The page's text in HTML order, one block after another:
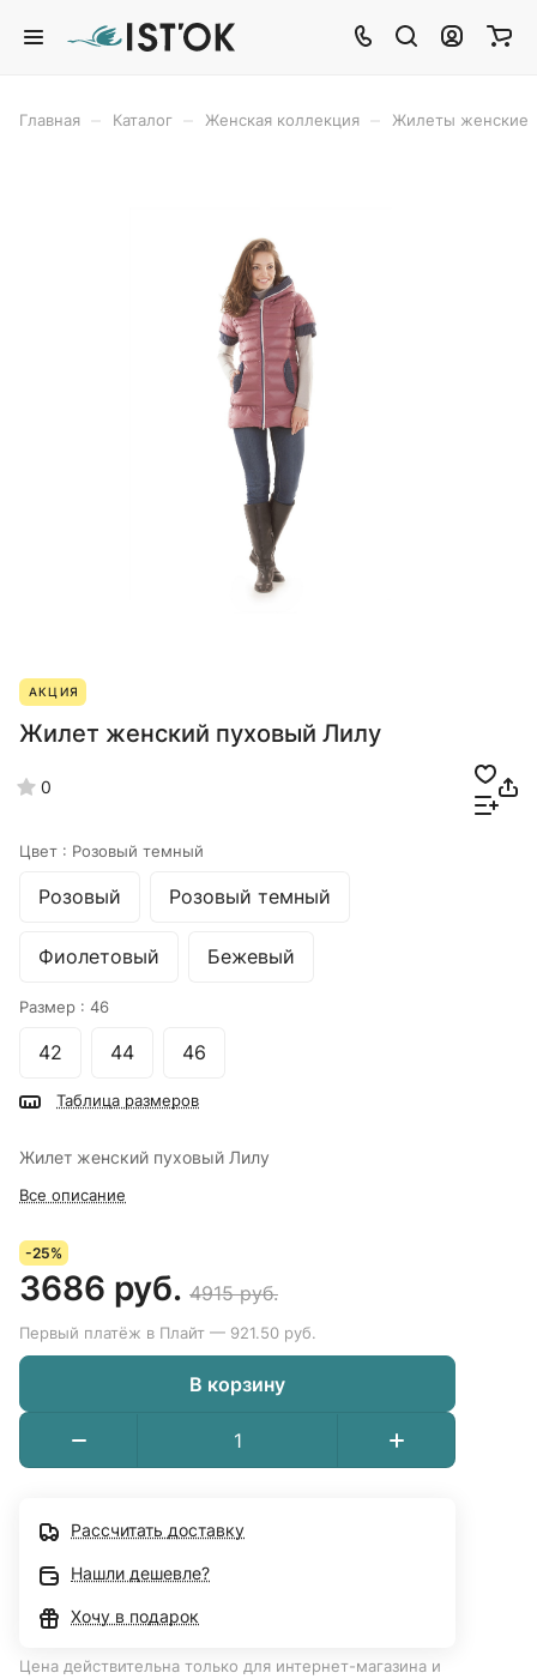
Главная Каталог Женская коллекция Жилеты женские
АКЦИЯ
Жилет женский пуховый Лилу
0
Цвет : Розовый темный
Розовый Розовый темный
Фиолетовый Бежевый
Размер : 46
42 44 46
Таблица размеров
Жилет женский пуховый Лилу
Все описание
-25%
3686 руб. 4915 руб.
Первый платёж в Плайт — 921.50 руб.
В корзину
Рассчитать доставку
Нашли дешевле?
Хочу в подарок
Цена действительна только для интернет-магазина и